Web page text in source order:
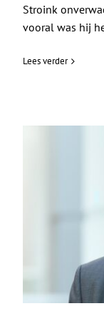
Stroink
vooral was hij
Lees verder